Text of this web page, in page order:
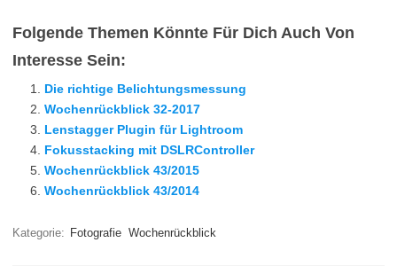
Folgende Themen Könnte Für Dich Auch Von
Interesse Sein:
Die richtige Belichtungsmessung
Wochenrückblick 32-2017
Lenstagger Plugin für Lightroom
Fokusstacking mit DSLRController
Wochenrückblick 43/2015
Wochenrückblick 43/2014
Kategorie: Fotografie Wochenrückblick